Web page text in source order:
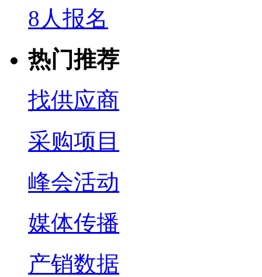
8人报名
热门推荐
找供应商
采购项目
峰会活动
媒体传播
产销数据